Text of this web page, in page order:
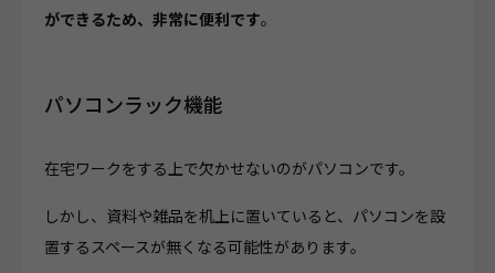
ができるため、非常に便利です。
パソコンラック機能
在宅ワークをする上で欠かせないのがパソコンです。
しかし、資料や雑品を机上に置いていると、パソコンを設
置するスペースが無くなる可能性があります。